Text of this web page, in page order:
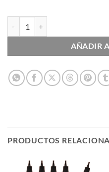
AÑADIR
PRODUCTOS